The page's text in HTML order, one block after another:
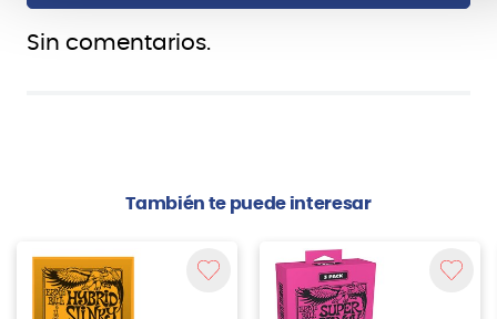
Sin comentarios.
También te puede interesar